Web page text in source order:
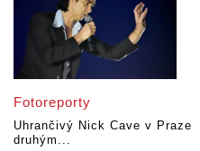
Fotoreporty
Uhrančivý Nick Cave v Praze
druhým...